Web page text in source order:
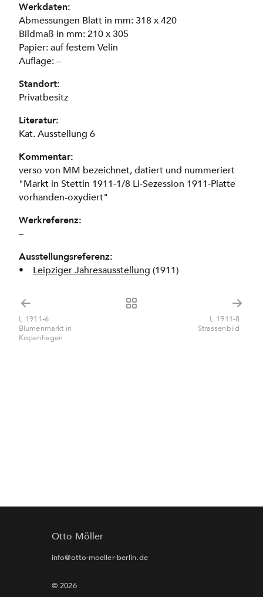
Werkdaten:
Abmessungen Blatt in mm: 318 x 420
Bildmaß in mm: 210 x 305
Papier: auf festem Velin
Auflage: –
Standort:
Privatbesitz
Literatur:
Kat. Ausstellung 6
Kommentar:
verso von MM bezeichnet, datiert und nummeriert
"Markt in Stettin 1911-1/8 Li-Sezession 1911-Platte
vorhanden-oxydiert"
Werkreferenz:
–
Ausstellungsreferenz:
Leipziger Jahresausstellung (1911)
L 1911-6
Blumenmarkt in
Kopenhagen
L 1911-8
Strassenbild
Otto Möller
info@otto-moeller-berlin.de
© 2026